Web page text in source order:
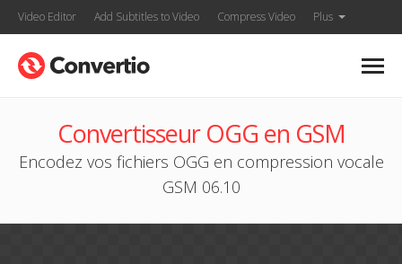
Video Editor Add Subtitles to Video Compress Video Plus
Convertisseur OGG en GSM
Encodez vos fichiers OGG en compression vocale
GSM 06.10